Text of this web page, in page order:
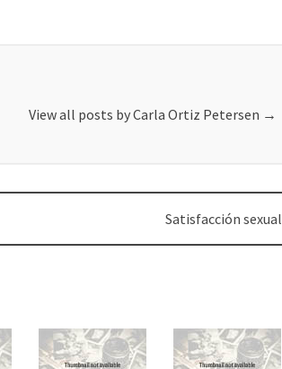
View all posts by Carla Ortiz Petersen →
Satisfacción sexual